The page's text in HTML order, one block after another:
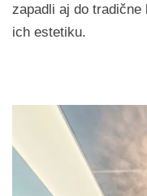
zapadli aj do
ich estetiku.